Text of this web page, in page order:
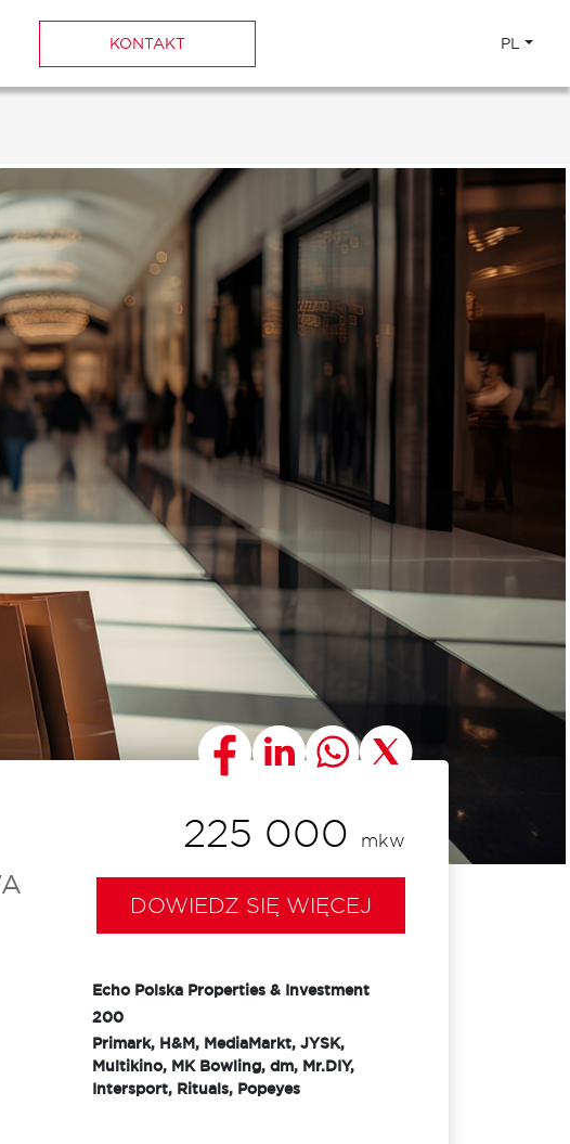
KONTAKT PL
225 000 mkw
DOWIEDZ SIĘ WIĘCEJ
Echo Polska Properties & Investment
200
Primark, H&M, MediaMarkt, JYSK,
Multikino, MK Bowling, dm, Mr.DIY,
Intersport, Rituals, Popeyes